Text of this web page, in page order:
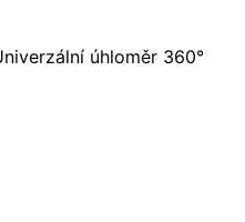
úhloměr 360°